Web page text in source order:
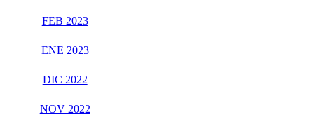
FEB 2023
ENE 2023
DIC 2022
NOV 2022